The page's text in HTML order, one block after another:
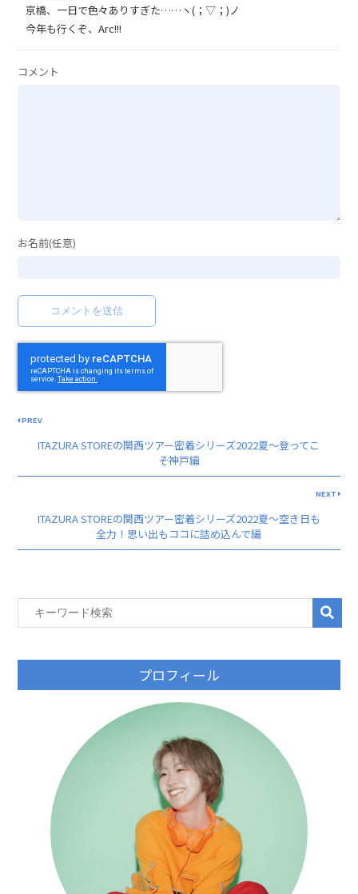
京橋、一日で色々ありすぎた……ヽ(；▽；)ノ
今年も行くぞ、Arc!!!
コメント
お名前(任意)
PREV
ITAZURA STOREの関西ツアー密着シリーズ2022夏〜登ってこ
そ神戸編
NEXT
ITAZURA STOREの関西ツアー密着シリーズ2022夏〜空き日も
全力！思い出もココに詰め込んで編
プロフィール